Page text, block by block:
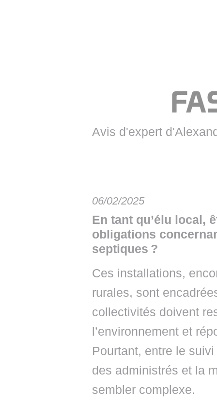
Avis d'expert
06/02/2025
En tant qu’élu local,
obligations
septiques ?
Ces installations,
rurales, sont
collectivités doivent
l’environnement et
Pourtant, entre le
des administrés et la
sembler complexe.